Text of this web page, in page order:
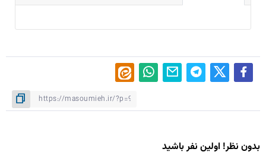
بدون نظر! اولین نفر باشید